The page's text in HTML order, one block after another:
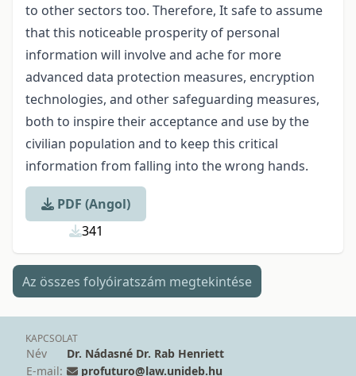
to other sectors too. Therefore, It safe to assume
that this noticeable prosperity of personal
information will involve and ache for more
advanced data protection measures, encryption
technologies, and other safeguarding measures,
both to inspire their acceptance and use by the
civilian population and to keep this critical
information from falling into the wrong hands.
PDF (Angol)
341
Az összes folyóiratszám megtekintése
KAPCSOLAT
Név
Dr. Nádasné Dr. Rab Henriett
E-mail:
profuturo@law.unideb.hu